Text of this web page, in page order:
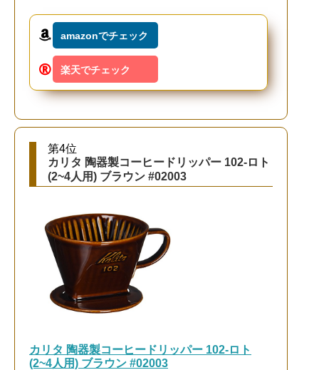
amazonでチェック
楽天でチェック
第4位
カリタ 陶器製コーヒードリッパー 102-ロト
(2~4人用) ブラウン #02003
カリタ 陶器製コーヒードリッパー 102-ロト
(2~4人用) ブラウン #02003